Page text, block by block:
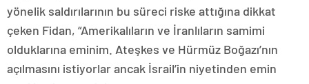
yönelik saldırılarının bu süreci riske attığına dikkat
çeken Fidan, “Amerikalıların ve İranlıların samimi
olduklarına eminim. Ateşkes ve Hürmüz Boğazı’nın
açılmasını istiyorlar ancak İsrail’in niyetinden emin